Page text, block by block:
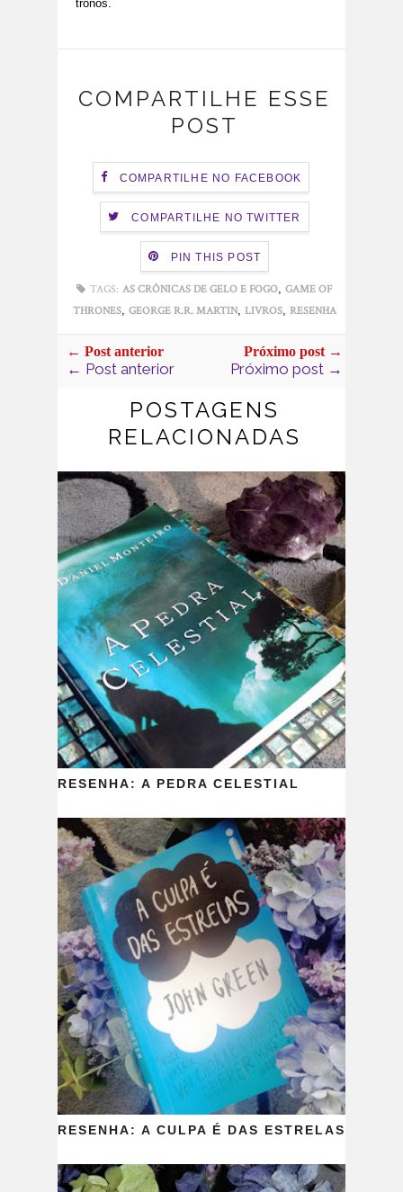
tronos.
COMPARTILHE ESSE
POST
COMPARTILHE NO FACEBOOK
COMPARTILHE NO TWITTER
PIN THIS POST
TAGS: AS CRÔNICAS DE GELO E FOGO,GAME OF
THRONES, GEORGE R.R. MARTIN, LIVROS, RESENHA
← Post anterior
← Post anterior
Próximo post →
Próximo post →
POSTAGENS
RELACIONADAS
RESENHA: A PEDRA CELESTIAL
RESENHA: A CULPA É DAS ESTRELAS